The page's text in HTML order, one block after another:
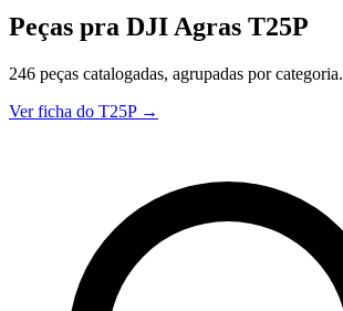
Peças pra DJI Agras T25P
246 peças catalogadas, agrupadas por categoria.
Ver ficha do T25P →